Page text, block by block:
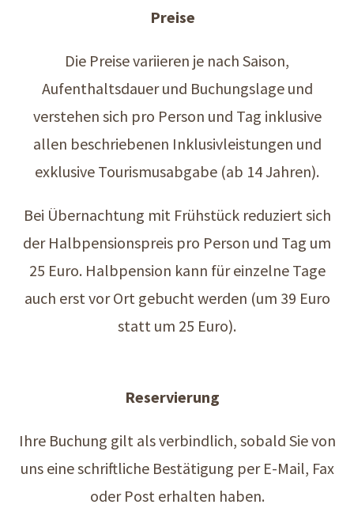
Preise
Die Preise variieren je nach Saison,
Aufenthaltsdauer und Buchungslage und
verstehen sich pro Person und Tag inklusive
allen beschriebenen Inklusivleistungen und
exklusive Tourismusabgabe (ab 14 Jahren).
Bei Übernachtung mit Frühstück reduziert sich
der Halbpensionspreis pro Person und Tag um
25 Euro. Halbpension kann für einzelne Tage
auch erst vor Ort gebucht werden (um 39 Euro
statt um 25 Euro).
Reservierung
Ihre Buchung gilt als verbindlich, sobald Sie von
uns eine schriftliche Bestätigung per E-Mail, Fax
oder Post erhalten haben.